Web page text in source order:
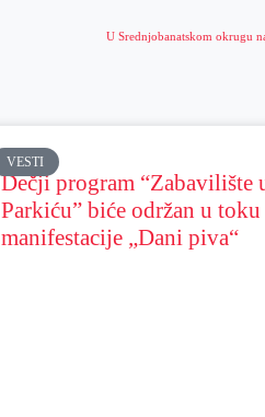
U Srednjobanatskom okrugu
VESTI
Dečji program “Zabavilište
Parkiću” biće održan u toku
manifestacije „Dani piva“